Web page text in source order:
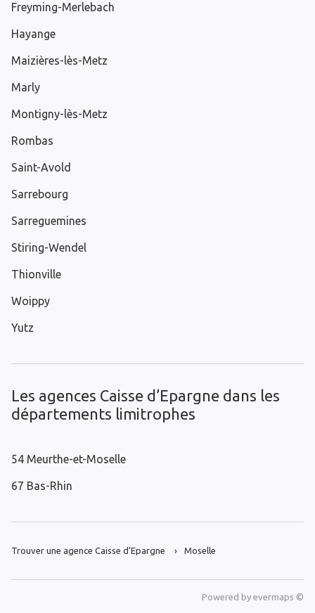
Freyming-Merlebach
Hayange
Maizières-lès-Metz
Marly
Montigny-lès-Metz
Rombas
Saint-Avold
Sarrebourg
Sarreguemines
Stiring-Wendel
Thionville
Woippy
Yutz
Les agences Caisse d’Epargne dans les
départements limitrophes
54 Meurthe-et-Moselle
67 Bas-Rhin
Trouver une agence Caisse d’Epargne Moselle
Powered by evermaps ©